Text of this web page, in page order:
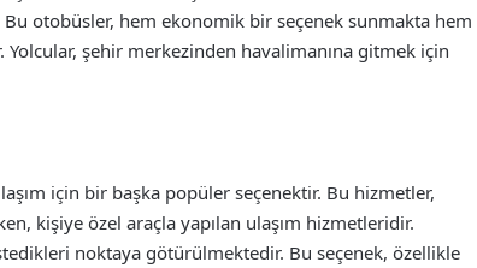
otobüsler, hem ekonomik bir seçenek sunmakta hem
Yolcular, şehir merkezinden havalimanına gitmek için
için bir başka popüler seçenektir. Bu hizmetler,
kişiye özel araçla yapılan ulaşım hizmetleridir.
noktaya götürülmektedir. Bu seçenek, özellikle